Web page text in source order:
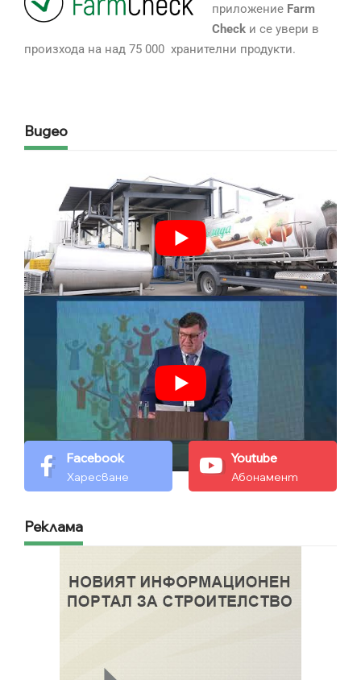
приложение Farm
Checkи се увери в
произхода на над 75 000 хранителни продукти.
Видео
Facebook
Харесване
Youtube
Абонамент
Реклама